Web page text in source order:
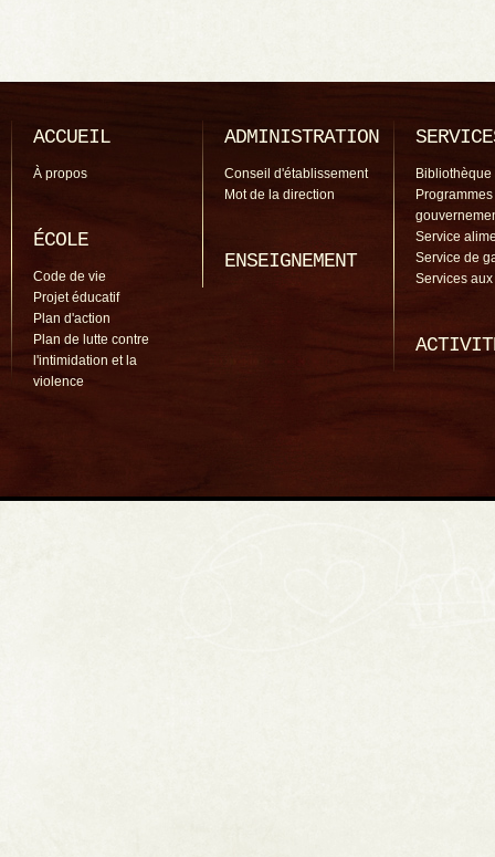
ACCUEIL
À propos
ÉCOLE
Code de vie
Projet éducatif
Plan d'action
Plan de lutte contre
l'intimidation et la
violence
ADMINISTRATION
Conseil d'établissement
Mot de la direction
ENSEIGNEMENT
Bibliothèque
Programmes
Service
Service de
Services